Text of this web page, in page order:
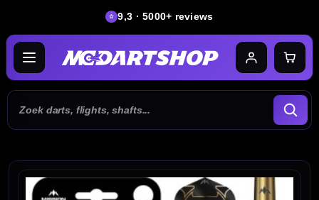
9,3 · 5000+ reviews